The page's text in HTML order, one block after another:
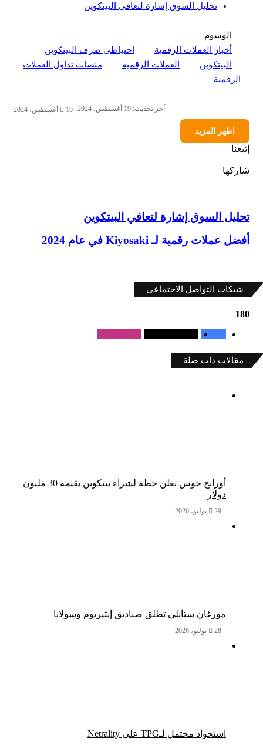
تحليل السوق إشارة لتعافي البيتكوين
الوسوم
أخبار العملات الرقمية
احتياطي صرف البيتكوين
البيتكوين
العملات الرقمية
منصات تداول العملات
الرقمية
19 أغسطس، 2024 آخر تحديث: 19 أغسطس، 2024
اظهر المزيد
إتبعنا
شاركها
تحليل
إشارة
لتعافي
تحليل السوق إشارة لتعافي البيتكوين
أفضل
في
عام
أفضل عملات رقمية لـ Kiyosaki في عام 2024
شبكات التواصل الاجتماعي
180
Fans
مقالات ذات صلة
أورانج جوس تعلن خطة لشراء بيتكوين بقيمة 30 مليون
دولار
29 يوليو، 2026
مورغان ستانلي تطلق صناديق إيثيريوم وسولانا
28 يوليو، 2026
استحواذ محتمل لـTPG على Netrality